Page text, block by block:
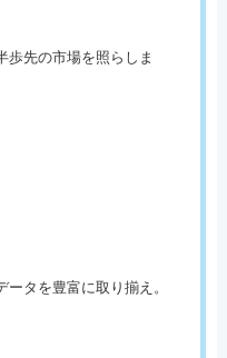
歩先の市場を照らしま
タを豊富に取り揃え。